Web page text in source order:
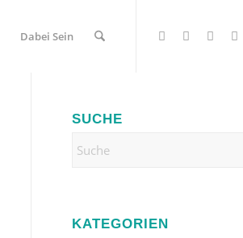
Dabei Sein
SUCHE
KATEGORIEN